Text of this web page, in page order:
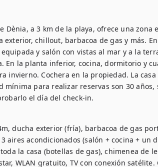
Dènia, a 3 km de la playa, ofrece una zona
exterior, chillout, barbacoa de gas y más.
y salón con vistas al mar y a la
En la planta inferior, cocina, dormitorio y
invierno. Cochera en la propiedad. La
mínima para realizar reservas son 30
el día del check-in.
ducha exterior (fría), barbacoa de gas
aires acondicionados (salón + cocina + un
la casa (botellas de gas), chimenea de
WLAN gratuito, TV con conexión satélite.